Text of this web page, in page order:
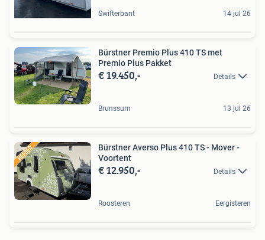
Swifterbant 14 jul 26
Bürstner Premio Plus 410 TS met
Premio Plus Pakket
€ 19.450,- Details
Brunssum 13 jul 26
Bürstner Averso Plus 410 TS - Mover -
Voortent
€ 12.950,- Details
Roosteren Eergisteren